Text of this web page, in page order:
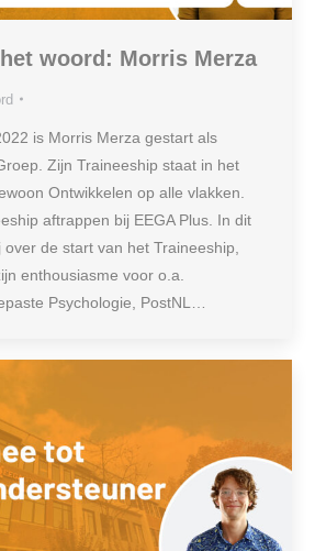
woord: Morris Merza
is Morris Merza gestart als
Zijn Traineeship staat in het
Ontwikkelen op alle vlakken.
aftrappen bij EEGA Plus. In dit
de start van het Traineeship,
enthousiasme voor o.a.
Psychologie, PostNL…